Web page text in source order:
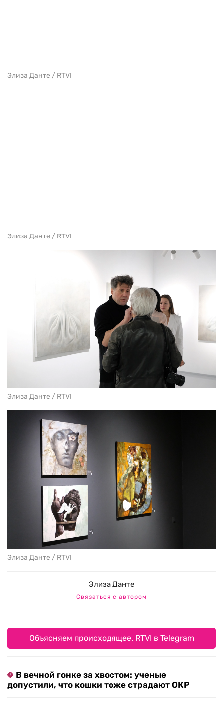
Элиза Данте / RTVI
Элиза Данте / RTVI
Элиза Данте / RTVI
Элиза Данте / RTVI
Элиза Данте
Связаться с автором
Объясняем происходящее. RTVI в Telegram
В вечной гонке за хвостом: ученые
допустили, что кошки тоже страдают ОКР